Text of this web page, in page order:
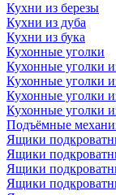
Кухни из березы
Кухни из дуба
Кухни из бука
Кухонные уголки
Кухонные уголки
Кухонные уголки
Кухонные уголки
Кухонные уголки
Подъёмные
Ящики
Ящики
Ящики
Ящики